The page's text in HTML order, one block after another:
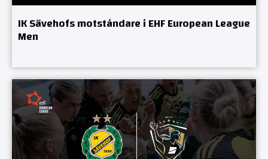
IK Sävehofs motståndare i EHF European League
Men